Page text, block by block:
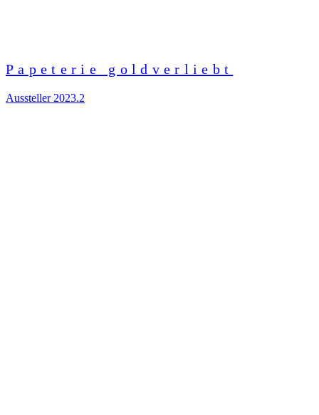
Papeterie goldverliebt
Aussteller 2023.2